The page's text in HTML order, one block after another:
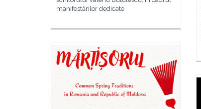
manifestărilor dedicate